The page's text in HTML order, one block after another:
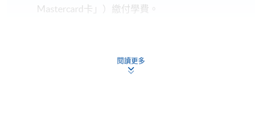
Mastercard卡」）繳付學費。
閱讀更多